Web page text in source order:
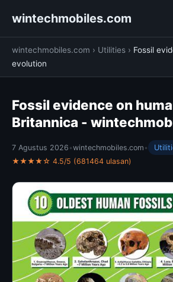
wintechmobiles.com
wintechmobiles.com › Utilities › Fossil
evolution
Fossil evidence on
Britannica -
7 Agustus 2026 •wintechmobiles.com •
★★★★☆ 4.5/5 (681464 ulasan)